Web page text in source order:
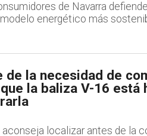
de Navarra
energético más
de la necesidad de
la baliza V-16 está
aconseja localizar antes de la